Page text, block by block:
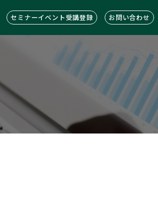
セミナーイベント受講登録 お問い合わせ